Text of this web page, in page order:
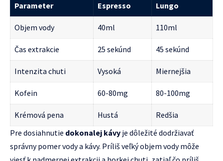
Parameter Espresso Lungo
Objem vody 40ml 110ml
Čas extrakcie 25 sekúnd 45 sekúnd
Intenzita chuti Vysoká Miernejšia
Kofein 60-80mg 80-100mg
Krémová pena Hustá
Redšia
Pre dosiahnutie dokonalej kávy je dôležité dodržiavať
správny pomer vody a kávy. Príliš veľký objem vody môže